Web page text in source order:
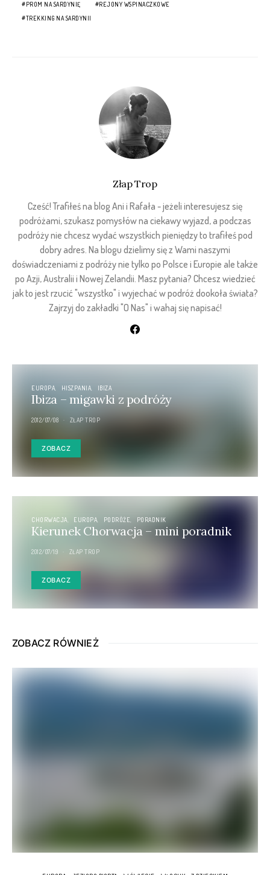
PROM NA SARDYNIĘ
REJONY WSPINACZKOWE
TREKKING NA SARDYNII
Złap Trop
Cześć! Trafiłeś na blog Ani i Rafała - jeżeli interesujesz się
podróżami, szukasz pomysłów na ciekawy wyjazd, a podczas
podróży nie chcesz wydać wszystkich pieniędzy to trafiłeś pod
dobry adres. Na blogu dzielimy się z Wami naszymi
doświadczeniami z podróży nie tylko po Polsce i Europie ale także
po Azji, Australii i Nowej Zelandii. Masz pytania? Chcesz wiedzieć
jak to jest rzucić "wszystko" i wyjechać w podróż dookoła świata?
Zajrzyj do zakładki "O Nas" i wahaj się napisać!
EUROPA HISZPANIA IBIZA
Ibiza – migawki z podróży
2012/07/08 ZŁAP TROP
ZOBACZ
CHORWACJA EUROPA PODRÓŻE PORADNIK
Kierunek Chorwacja – mini poradnik
2012/07/19 ZŁAP TROP
ZOBACZ
ZOBACZ RÓWNIEŻ